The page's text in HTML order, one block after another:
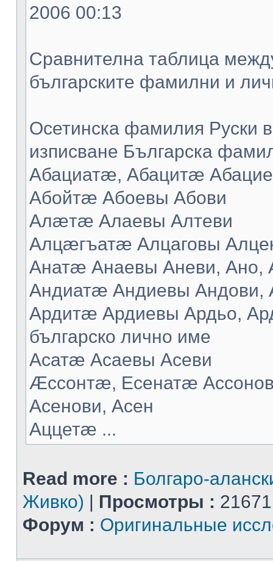
2006 00:13
Сравнителна таблица
българските фамилни и
Осетинска фамилия Руски
изписване Българска
Абациатæ, Абацитæ
Абойтæ Абоевы Абови
Алæтæ Алаевы Алтеви
Алцæгъатæ Алцаговы
Анатæ Анаевы Аневи, Ано,
Андиатæ Андиевы Андови,
Ардитæ Ардиевы Ардьо,
българско лично име
Асатæ Асаевы Асеви
Æссонтæ, Есенатæ
Асенови, Асен
Аццетæ ...
Read more : Болгаро-
Живко) | Просмотры :
Форум : Оригинальные